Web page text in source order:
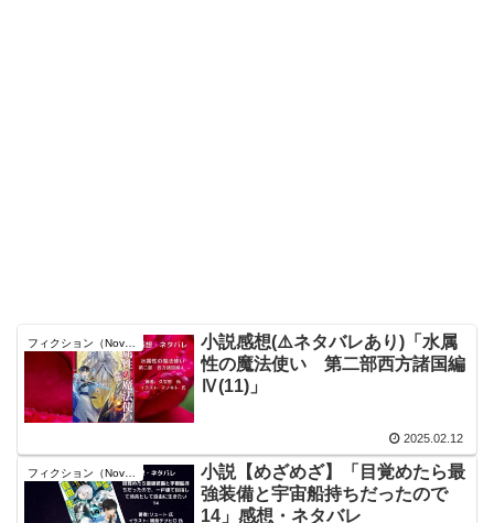
フィクション（Novel）
小説感想(⚠️ネタバレあり)「水属
性の魔法使い 第二部西方諸国編
Ⅳ(11)」
2025.02.12
小説【めざめざ】「目覚めたら最
強装備と宇宙船持ちだったので
14」感想・ネタバレ